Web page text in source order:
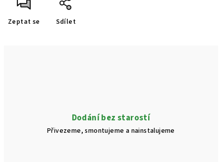
Zeptat se Sdílet
Dodání bez starostí
Přivezeme, smontujeme a nainstalujeme